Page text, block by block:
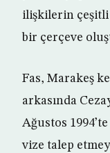
ilişkilerin
bir çerçeve
Fas, Marakeş
arkasında
Ağustos
vize talep